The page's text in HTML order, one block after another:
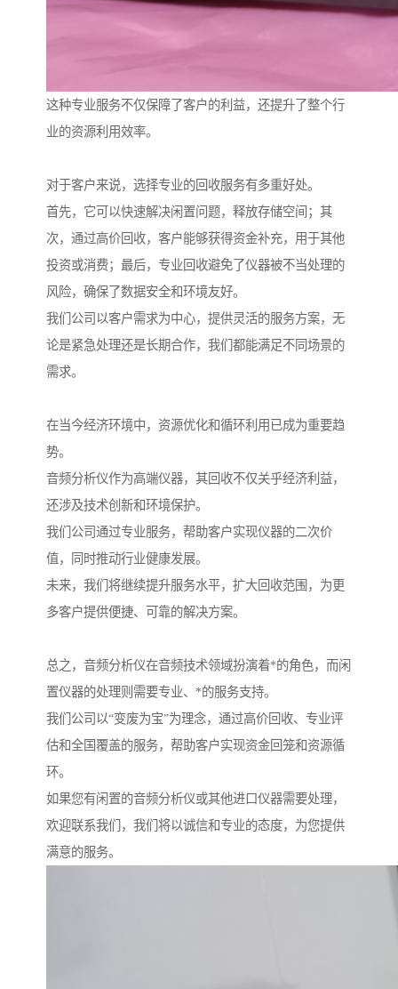
这种专业服务不仅保障了客户的利益，还提升了整个行
业的资源利用效率。
对于客户来说，选择专业的回收服务有多重好处。
首先，它可以快速解决闲置问题，释放存储空间；其
次，通过高价回收，客户能够获得资金补充，用于其他
投资或消费；最后，专业回收避免了仪器被不当处理的
风险，确保了数据安全和环境友好。
我们公司以客户需求为中心，提供灵活的服务方案，无
论是紧急处理还是长期合作，我们都能满足不同场景的
需求。
在当今经济环境中，资源优化和循环利用已成为重要趋
势。
音频分析仪作为高端仪器，其回收不仅关乎经济利益，
还涉及技术创新和环境保护。
我们公司通过专业服务，帮助客户实现仪器的二次价
值，同时推动行业健康发展。
未来，我们将继续提升服务水平，扩大回收范围，为更
多客户提供便捷、可靠的解决方案。
总之，音频分析仪在音频技术领域扮演着*的角色，而闲
置仪器的处理则需要专业、*的服务支持。
我们公司以“变废为宝”为理念，通过高价回收、专业评
估和全国覆盖的服务，帮助客户实现资金回笼和资源循
环。
如果您有闲置的音频分析仪或其他进口仪器需要处理，
欢迎联系我们，我们将以诚信和专业的态度，为您提供
满意的服务。